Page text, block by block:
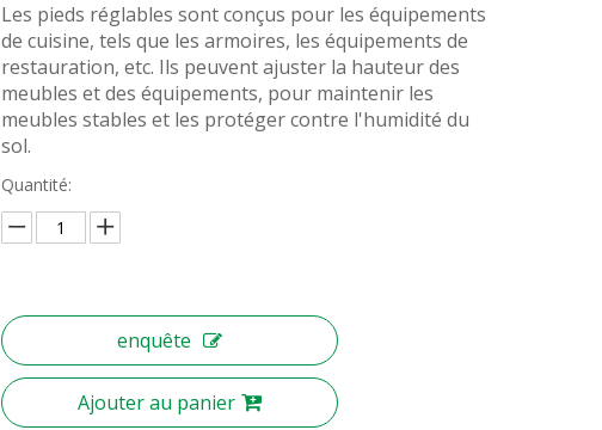
Les pieds réglables sont conçus pour les équipements
de cuisine, tels que les armoires, les équipements de
restauration, etc. Ils peuvent ajuster la hauteur des
meubles et des équipements, pour maintenir les
meubles stables et les protéger contre l'humidité du
sol.
Quantité:
enquête
Ajouter au panier